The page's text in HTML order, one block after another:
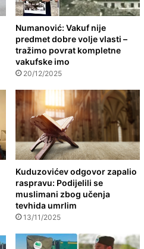
Numanović: Vakuf nije
predmet dobre volje vlasti –
tražimo povrat kompletne
vakufske imo
20/12/2025
Kuduzovićev odgovor zapalio
raspravu: Podijelili se
muslimani zbog učenja
tevhida umrlim
13/11/2025